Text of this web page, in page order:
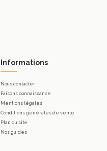
Informations
Nous contacter
Faisons connaissance
Mentions légales
Conditions générales de vente
Plan du site
Nos guides